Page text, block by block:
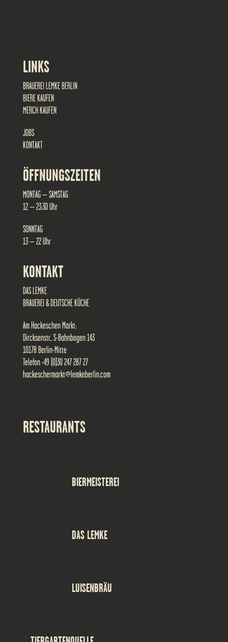
LINKS
BRAUEREI LEMKE BERLIN
BIERE KAUFEN
MERCH KAUFEN
JOBS
KONTAKT
ÖFFNUNGSZEITEN
MONTAG – SAMSTAG
12 – 23:30 Uhr
SONNTAG
13 – 22 Uhr
KONTAKT
DAS LEMKE
BRAUEREI & DEUTSCHE KÜCHE
Am Hackeschen Markt:
Dircksenstr., S-Bahnbogen 143
10178 Berlin-Mitte
Telefon +49 (0)30 247 287 27
hackeschermarkt@lemkeberlin.com
RESTAURANTS
BIERMEISTEREI
DAS LEMKE
LUISENBRÄU